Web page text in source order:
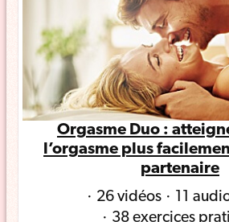
Orgasme Duo :
l’orgasme plus
partenaire
26 vidéos
11
38 exercices